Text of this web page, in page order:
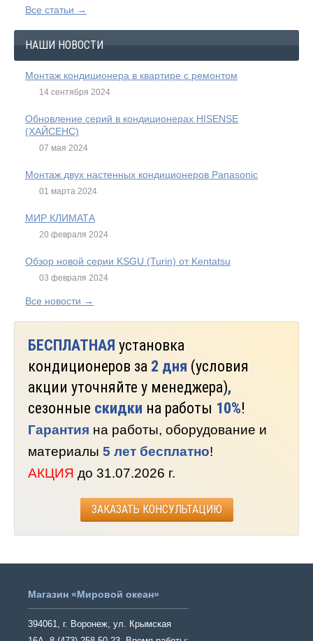
Все статьи →
НАШИ НОВОСТИ
Монтаж кондиционера в квартире с ремонтом
14 сентября 2024
Обновление серий в кондиционерах HISENSE
(ХАЙСЕНС)
07 мая 2024
Монтаж двух настенных кондиционеров Panasonic
01 марта 2024
МИР КЛИМАТА
20 февраля 2024
Обзор новой серии KSGU (Turin) от Kentatsu
03 февраля 2024
Все новости →
БЕСПЛАТНАЯ установка
кондиционеров за 2 дня (условия
акции уточняйте у менеджера),
сезонные скидки на работы 10%!
Гарантия на работы, оборудование и
материалы 5 лет бесплатно!
АКЦИЯ до 31.07.2026 г.
ЗАКАЗАТЬ КОНСУЛЬТАЦИЮ
Магазин «Мировой океан»
394061, г. Воронеж, ул. Крымская